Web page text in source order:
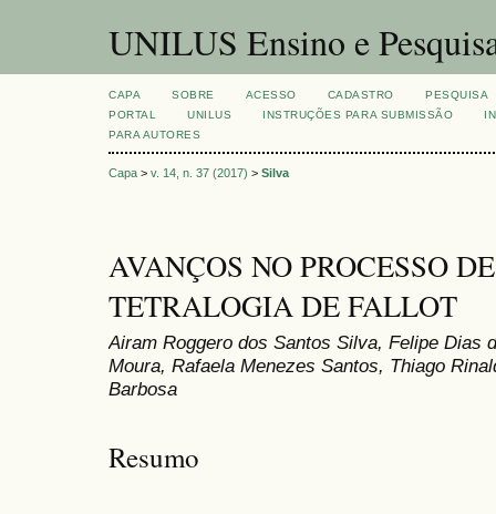
UNILUS Ensino e
CAPA SOBRE ACESSO CADASTRO
PESQUISA
PORTAL
UNILUS INSTRUÇÕES PARA SUBMISSÃO
PARA AUTORES
Capa > v. 14, n. 37 (2017) > Silva
AVANÇOS NO PROCESSO
TETRALOGIA DE FALLOT
Airam Roggero dos Santos Silva, Felipe Dias
Moura, Rafaela Menezes Santos, Thiago
Barbosa
Resumo